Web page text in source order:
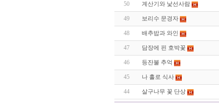
50 계산기와 낯선사람
49 보리수 문경자
48 배추밥과 와인
47 담장에 핀 호박꽃
46 등잔불 추억
45 나 홀로 식사
44 살구나무 꽃 단상